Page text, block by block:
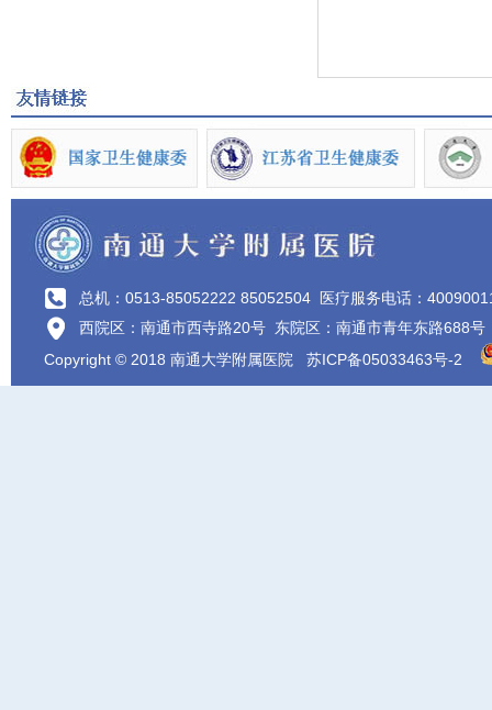
总机：0513-85052222 85052504 医疗服务电话：
西院区：南通市西寺路20号 东院区：南通市青年东路688号
Copyright © 2018 南通大学附属医院 苏ICP备05033463号-2